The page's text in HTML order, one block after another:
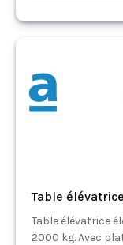
Table
Table élévatrice
2000 kg. Avec